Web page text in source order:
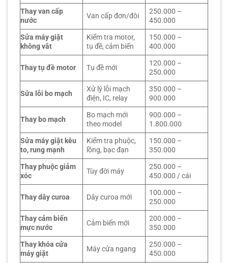
Thay van cấp
nước
Van cấp đơn/đôi
250.000 –
450.000
Sửa máy giặt
không vắt
Kiểm tra motor,
tụ đề, cảm biến
150.000 –
400.000
Thay tụ đề motor Tụ đề mới
120.000 –
250.000
Sửa lỗi bo mạch
Xử lý lỗi mạch
điện, IC, relay
350.000 –
900.000
Thay bo mạch
Bo mạch mới
theo model
900.000 –
1.800.000
Sửa máy giặt kêu
to, rung mạnh
Kiểm tra phuộc,
lồng, bạc đạn
150.000 –
350.000
Thay phuộc giảm
xóc
Tùy đời máy
250.000 –
450.000 / cái
Thay dây curoa Dây curoa mới
100.000 –
250.000
Thay cảm biến
mực nước
Cảm biến mới
200.000 –
350.000
Thay khóa cửa
máy giặt
Máy cửa ngang
250.000 –
450.000